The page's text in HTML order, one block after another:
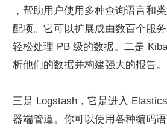
，帮助用户使用多种查询语言和
配项。它可以扩展成由数百个服
轻松处理 PB 级的数据。二是
析他们的数据并构建强大的报告。
三是 Logstash，它是进入
器端管道。你可以使用各种编码